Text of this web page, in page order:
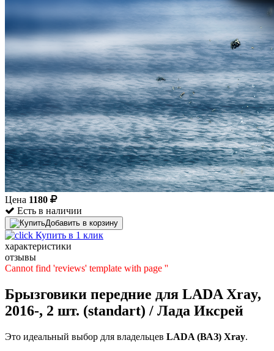
Цена 1180
Есть в наличии
Добавить в корзину
Купить в 1 клик
характеристики
отзывы
Cannot find 'reviews' template with page ''
Брызговики передние для LADA Xray,
2016-, 2 шт. (standart) / Лада Иксрей
Это идеальный выбор для владельцев LADA (ВАЗ) Xray.